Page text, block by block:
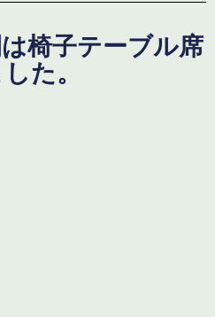
椅子テーブル席
た。